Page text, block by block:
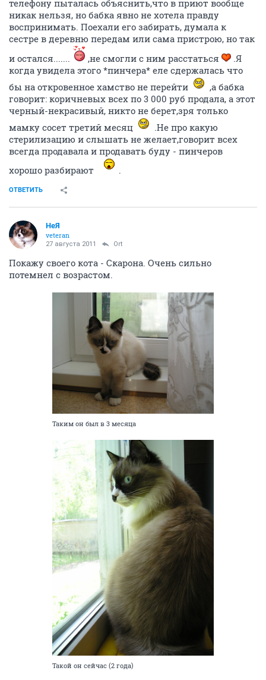
телефону пыталась объяснить,что в приют вообще
никак нельзя, но бабка явно не хотела правду
воспринимать. Поехали его забирать, думала к
сестре в деревню передам или сама пристрою, но так
и остался.......
,не смогли с ним расстаться
.Я
когда увидела этого *пинчера* еле сдержалась что
бы на откровенное хамство не перейти
,а бабка
говорит: коричневых всех по 3 000 руб продала, а этот
черный-некрасивый, никто не берет,зря только
мамку сосет третий месяц
.Не про какую
стерилизацию и слышать не желает,говорит всех
всегда продавала и продавать буду - пинчеров
хорошо разбирают
.
ОТВЕТИТЬ
НеЯ
veteran
27 августа 2011 Ort
Покажу своего кота - Скарона. Очень сильно
потемнел с возрастом.
Таким он был в 3 месяца
Такой он сейчас (2 года)